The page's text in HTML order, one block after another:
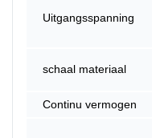
Uitgangsspanning
schaal materiaal
Continu vermogen